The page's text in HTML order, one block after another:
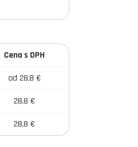
Cena s DPH
od 28,8 €
28,8 €
28,8 €